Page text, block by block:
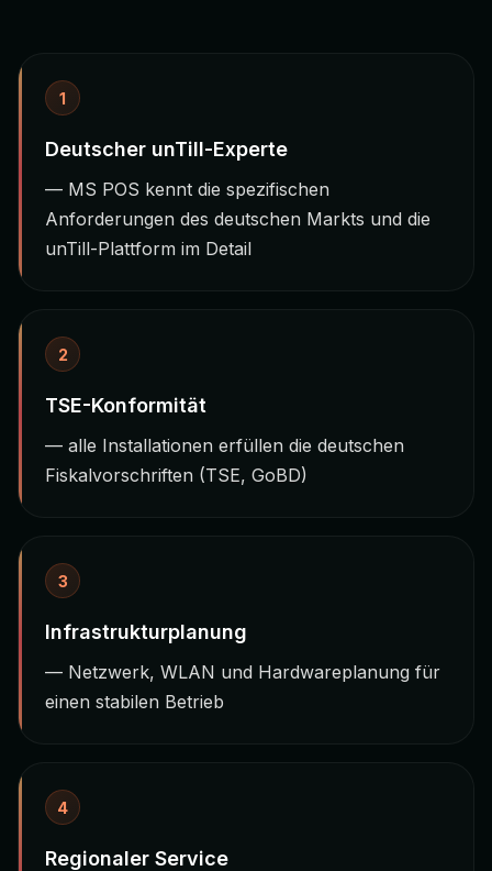
1
Deutscher unTill-Experte
— MS POS kennt die spezifischen
Anforderungen des deutschen Markts und die
unTill-Plattform im Detail
2
TSE-Konformität
— alle Installationen erfüllen die deutschen
Fiskalvorschriften (TSE, GoBD)
3
Infrastrukturplanung
— Netzwerk, WLAN und Hardwareplanung für
einen stabilen Betrieb
4
Regionaler Service